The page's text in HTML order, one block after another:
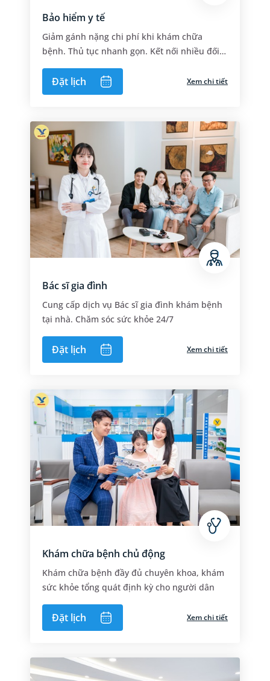
Bảo hiểm y tế
Giảm gánh nặng chi phí khi khám chữa
bệnh. Thủ tục nhanh gọn. Kết nối nhiều đối
tác đơn vị bảo hiểm
Đặt lịch Xem chi tiết
Bác sĩ gia đình
Cung cấp dịch vụ Bác sĩ gia đình khám bệnh
tại nhà. Chăm sóc sức khỏe 24/7
Đặt lịch Xem chi tiết
Khám chữa bệnh chủ động
Khám chữa bệnh đầy đủ chuyên khoa, khám
sức khỏe tổng quát định kỳ cho người dân
Đặt lịch Xem chi tiết